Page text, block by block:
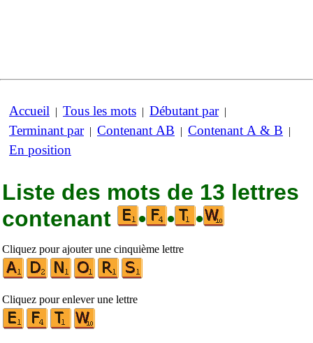
Accueil | Tous les mots | Débutant par|
Terminant par| Contenant AB | Contenant A & B |
En position
Liste des mots de 13 lettres
contenant
• • •
Cliquez pour ajouter une cinquième lettre
Cliquez pour enlever une lettre